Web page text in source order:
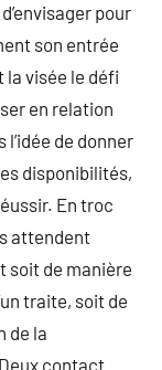
pour
son entrée
la visée le défi
en relation
de donner
disponibilités,
En troc
attendent
soit de manière
traite, soit de
de la
contact